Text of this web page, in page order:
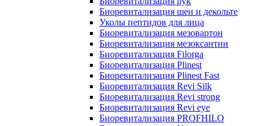
Биоревитализация шеи и декольте
Уколы пептидов для лица
Биоревитализация мезовартон
Биоревитализация мезоксантин
Биоревитализация Filorga
Биоревитализация Plinest
Биоревитализация Plinest Fast
Биоревитализация Revi Silk
Биоревитализация Revi strong
Биоревитализация Revi eye
Биоревитализация PROFHILO